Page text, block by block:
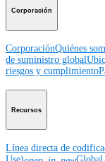
Corporación
CorporaciónQuiénes
de suministro global
riesgos y cumplimiento
Recursos
Línea directa de